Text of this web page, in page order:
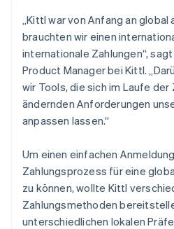
„Kittl war von Anfang an
brauchten wir einen
internationale Zahlungen“,
Product Manager bei Kittl.
wir Tools, die sich im Laufe der
ändernden Anforderungen
anpassen lassen.“
Um einen einfachen
Zahlungsprozess für eine
zu können, wollte Kittl
Zahlungsmethoden
unterschiedlichen lokalen